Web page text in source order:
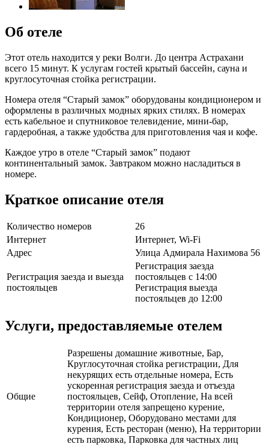
Об отеле
Этот отель находится у реки Волги. До центра Астрахани
всего 15 минут. К услугам гостей крытый бассейн, сауна и
круглосуточная стойка регистрации.
Номера отеля “Старый замок” оборудованы кондиционером и
оформлены в различных модных ярких стилях. В номерах
есть кабельное и спутниковое телевидение, мини-бар,
гардеробная, а также удобства для приготовления чая и кофе.
Каждое утро в отеле “Старый замок” подают
континентальный замок. Завтраком можно насладиться в
номере.
Краткое описание отеля
Количество номеров
26
Интернет
Интернет, Wi-Fi
Адрес
Улица Адмирала Нахимова 56
Регистрация заезда и выезда
постояльцев
Регистрация заезда
постояльцев с 14:00
Регистрация выезда
постояльцев до 12:00
Услуги, предоставляемые отелем
Общие
Разрешены домашние животные, Бар,
Круглосуточная стойка регистрации, Для
некурящих есть отдельные номера, Есть
ускоренная регистрация заезда и отъезда
постояльцев, Сейф, Отопление, На всей
территории отеля запрещено курение,
Кондиционер, Оборудовано местами для
курения, Есть ресторан (меню), На территории
есть парковка, Парковка для частных лиц